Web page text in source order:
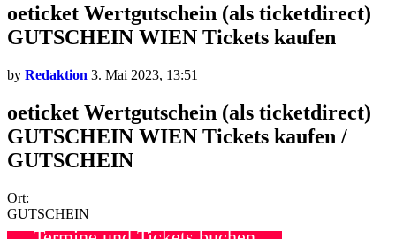
oeticket Wertgutschein (als ticketdirect)
GUTSCHEIN WIEN Tickets kaufen
by Redaktion 3. Mai 2023, 13:51
oeticket Wertgutschein (als ticketdirect)
GUTSCHEIN WIEN Tickets kaufen /
GUTSCHEIN
Ort:
GUTSCHEIN